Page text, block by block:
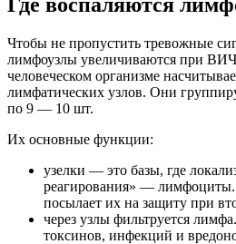
Чтобы не пропустить тревожные
лимфоузлы увеличиваются при
человеческом организме
лимфатических узлов. Они
по 9 — 10 шт.
Их основные функции:
узелки — это базы, где
реагирования» —
посылает их на защиту при
через узлы фильтруется
токсинов, инфекций и